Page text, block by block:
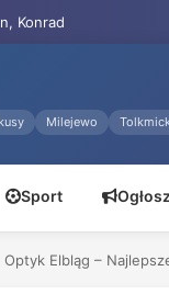
Konrad
Milejewo
Sport
Optyk Elbląg –